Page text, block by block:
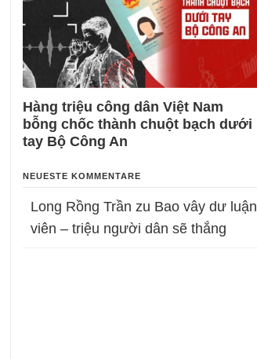
Hàng triệu công dân Việt Nam
bỗng chốc thành chuột bạch dưới
tay Bộ Công An
NEUESTE KOMMENTARE
Long Rồng Trần zu Bao vây dư luận
viên – triệu người dân sẽ thắng